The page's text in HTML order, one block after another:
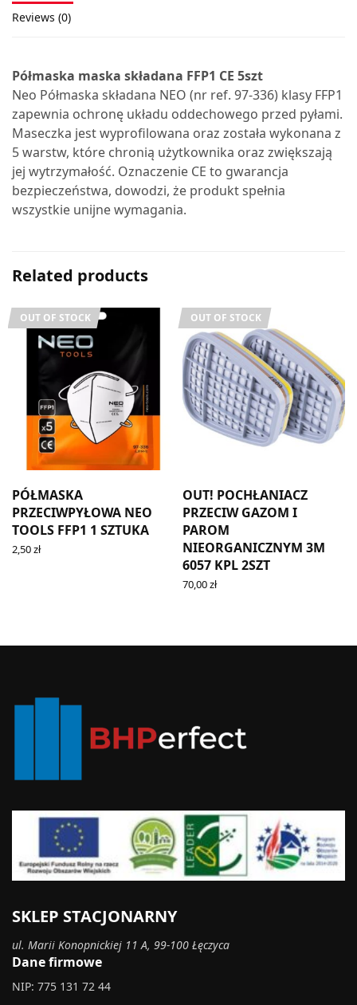
Reviews (0)
Półmaska maska składana FFP1 CE 5szt
Neo Półmaska składana NEO (nr ref. 97-336) klasy FFP1
zapewnia ochronę układu oddechowego przed pyłami.
Maseczka jest wyprofilowana oraz została wykonana z
5 warstw, które chronią użytkownika oraz zwiększają
jej wytrzymałość. Oznaczenie CE to gwarancja
bezpieczeństwa, dowodzi, że produkt spełnia
wszystkie unijne wymagania.
Related products
OUT OF STOCK
PÓŁMASKA
PRZECIWPYŁOWA NEO
TOOLS FFP1 1 SZTUKA
2,50zł
OUT OF STOCK
OUT! POCHŁANIACZ
PRZECIW GAZOM I
PAROM
NIEORGANICZNYM 3M
6057 KPL 2SZT
70,00zł
SKLEP STACJONARNY
ul. Marii Konopnickiej 11 A, 99-100 Łęczyca
Dane firmowe
NIP: 775 131 72 44